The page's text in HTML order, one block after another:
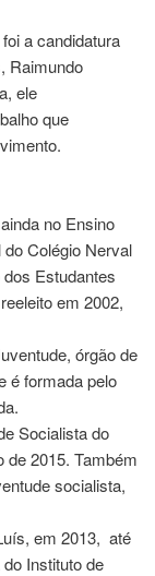
a candidatura
Raimundo
ele
que
no Ensino
Colégio Nerval
Estudantes
em 2002,
órgão de
é formada pelo
Socialista do
de 2015. Também
socialista,
em 2013, até
Instituto de